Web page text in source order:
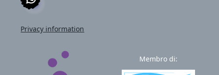
Privacy information
Membro di: